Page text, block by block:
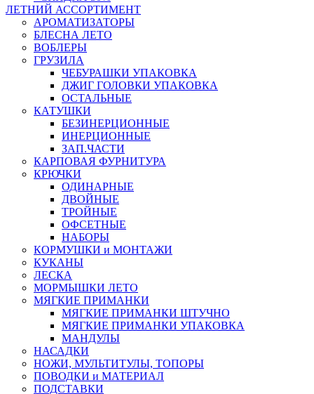
ЛЕТНИЙ АССОРТИМЕНТ
АРОМАТИЗАТОРЫ
БЛЕСНА ЛЕТО
ВОБЛЕРЫ
ГРУЗИЛА
ЧЕБУРАШКИ УПАКОВКА
ДЖИГ ГОЛОВКИ УПАКОВКА
ОСТАЛЬНЫЕ
КАТУШКИ
БЕЗИНЕРЦИОННЫЕ
ИНЕРЦИОННЫЕ
ЗАП.ЧАСТИ
КАРПОВАЯ ФУРНИТУРА
КРЮЧКИ
ОДИНАРНЫЕ
ДВОЙНЫЕ
ТРОЙНЫЕ
ОФСЕТНЫЕ
НАБОРЫ
КОРМУШКИ и МОНТАЖИ
КУКАНЫ
ЛЕСКА
МОРМЫШКИ ЛЕТО
МЯГКИЕ ПРИМАНКИ
МЯГКИЕ ПРИМАНКИ ШТУЧНО
МЯГКИЕ ПРИМАНКИ УПАКОВКА
МАНДУЛЫ
НАСАДКИ
НОЖИ, МУЛЬТИТУЛЫ, ТОПОРЫ
ПОВОДКИ и МАТЕРИАЛ
ПОДСТАВКИ